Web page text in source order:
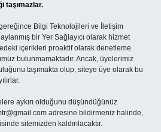
taşımazlar.
Bilgi Teknolojileri ve İletişim
bir Yer Sağlayıcı olarak hizmet
içerikleri proaktif olarak denetleme
bulunmamaktadır. Ancak, üyelerimiz
taşımakta olup, siteye üye olarak bu
aykırı olduğunu düşündüğünüz
adresine bildirmeniz halinde,
sitemizden kaldırılacaktır.